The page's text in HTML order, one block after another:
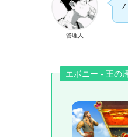
管理人
エボニー - 王の